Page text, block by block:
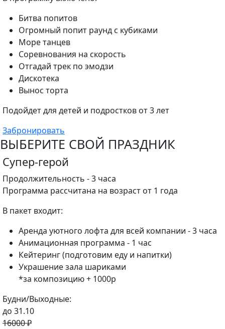
Битва попитов
Огромный попит раунд с кубиками
Море танцев
Соревнования на скорость
Отгадай трек по эмодзи
Дискотека
Вынос торта
Подойдет для детей и подростков от 3 лет
Забронировать
ВЫБЕРИТЕ СВОЙ ПРАЗДНИК
Супер-герой
Продолжительность - 3 часа
Программа рассчитана на возраст от 1 года
В пакет входит:
Аренда уютного лофта для всей компании - 3 часа
Анимационная программа - 1 час
Кейтеринг (подготовим еду и напитки)
Украшение зала шариками
*за композицию + 1000р
Будни/Выходные:
до 31.10
16000 ₽